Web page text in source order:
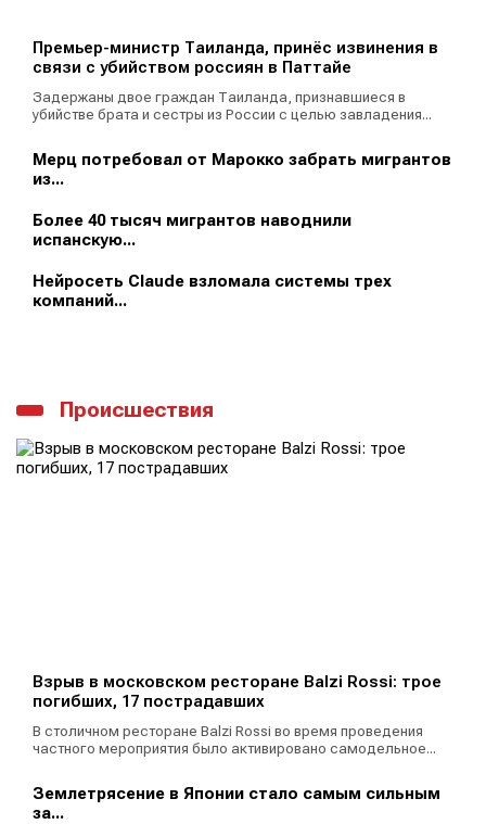
Премьер-министр Таиланда, принёс извинения в
связи с убийством россиян в Паттайе
Задержаны двое граждан Таиланда, признавшиеся в
убийстве брата и сестры из России с целью завладения...
Мерц потребовал от Марокко забрать мигрантов
из...
Более 40 тысяч мигрантов наводнили
испанскую...
Нейросеть Claude взломала системы трех
компаний...
Происшествия
Взрыв в московском ресторане Balzi Rossi: трое
погибших, 17 пострадавших
В столичном ресторане Balzi Rossi во время проведения
частного мероприятия было активировано самодельное...
Землетрясение в Японии стало самым сильным
за...